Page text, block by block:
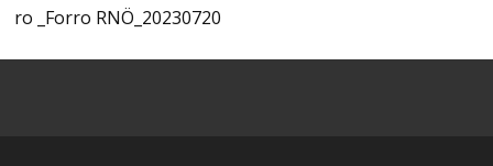
ro _Forro RNÖ_20230720